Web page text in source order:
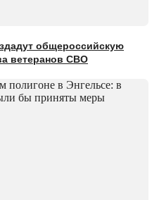
общероссийскую
ветеранов СВО